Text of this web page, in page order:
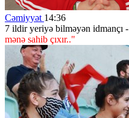
Cəmiyyət 14:36
7 ildir yeriyə bilməyən idmançı -
mənə sahib çıxır.."